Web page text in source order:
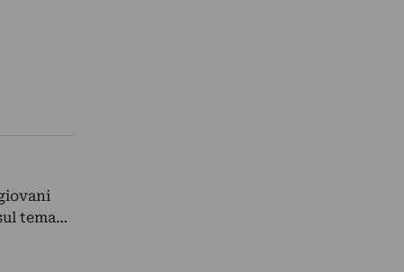
tema…